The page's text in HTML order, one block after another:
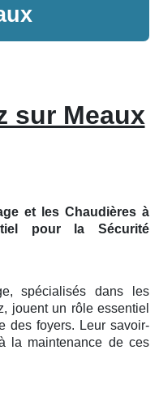
sur Meaux
et les Chaudières à
pour la Sécurité
spécialisés dans les
jouent un rôle essentiel
des foyers. Leur savoir-
la maintenance de ces